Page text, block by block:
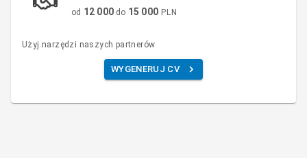
od 12 000 do 15 000 PLN
Użyj narzędzi naszych partnerów
WYGENERUJ CV